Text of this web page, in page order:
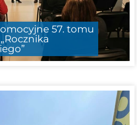
57. tomu